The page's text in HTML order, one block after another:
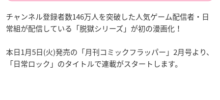
チャンネル登録者数146万人を突破した人気ゲーム配信者・日
常組が配信している「脱獄シリーズ」が初の漫画化！
本日1月5日(火)発売の「月刊コミックフラッパー」2月号より、
「日常ロック」のタイトルで連載がスタートします。